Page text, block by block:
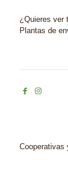
¿Quieres ver
Plantas de
Cooperativas